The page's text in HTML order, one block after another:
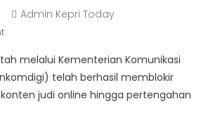
Admin Kepri Today
On
Pemerintah
Blokir
993.114
melalui Kementerian Komunikasi
telah berhasil memblokir
judi online hingga pertengahan